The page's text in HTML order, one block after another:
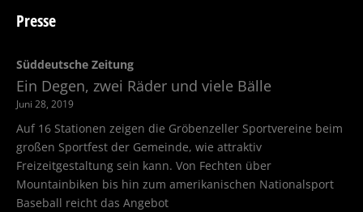
Presse
Juni 28, 2019
Süddeutsche Zeitung
Ein Degen, zwei Räder und viele Bälle
Auf 16 Stationen zeigen die Gröbenzeller Sportvereine beim
großen Sportfest der Gemeinde, wie attraktiv
Freizeitgestaltung sein kann. Von Fechten über
Mountainbiken bis hin zum amerikanischen Nationalsport
Baseball reicht das Angebot